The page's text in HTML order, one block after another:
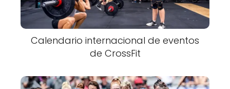
Calendario internacional de eventos
de CrossFit